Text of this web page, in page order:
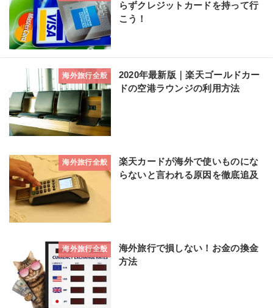
らずクレジットカードを持って行
こう！
海外旅行全般
2020年最新版｜楽天ゴールドカー
ドの空港ラウンジの利用方法
海外旅行全般
楽天カードが海外で使いものにな
らないと言われる原因を徹底追及
海外旅行全般
海外旅行で損しない！お金の換金
方法